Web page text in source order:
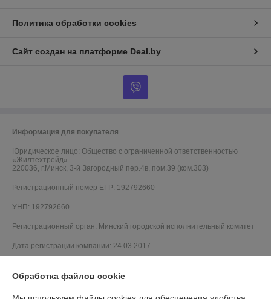
Политика обработки cookies
Сайт создан на платформе Deal.by
Информация для покупателя
Юридическое лицо: Общество с ограниченной ответственностью
«Жилтехтрейд»
220036, г.Минск, 3-й Загородный пер.4в, пом.39 (ком.303)
Регистрационный номер ЕГР: 192792660
УНП: 192792660
Регистрационный орган: Минский городской исполнительный комитет
Дата регистрации компании: 24.03.2017
Обработка файлов cookie